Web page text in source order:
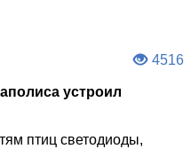
4516
устроил
птиц светодиоды,